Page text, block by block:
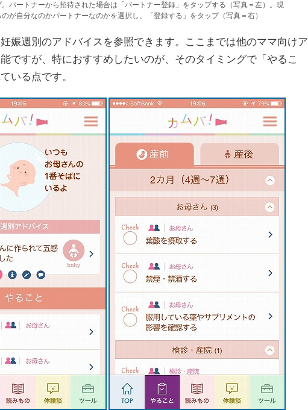
。パートナーから招待された場合は「パートナー登録」をタップする（写真＝左）。現
が自分なのかパートナーなのかを選択し、「登録する」をタップ（写真＝右）
娠週別のアドバイスを参照できます。ここまでは他のママ向けア
ですが、特におすすめしたいのが、そのタイミングで「やるこ
いる点です。